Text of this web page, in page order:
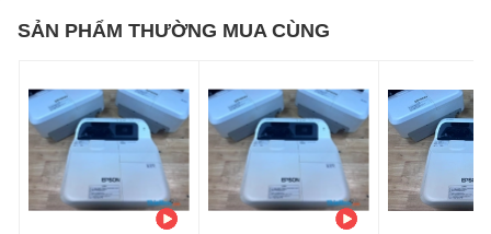
SẢN PHẨM THƯỜNG MUA CÙNG